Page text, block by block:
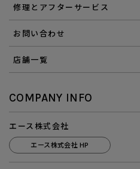
修理とアフターサービス
お問い合わせ
店舗一覧
COMPANY INFO
エース株式会社
エース株式会社 HP